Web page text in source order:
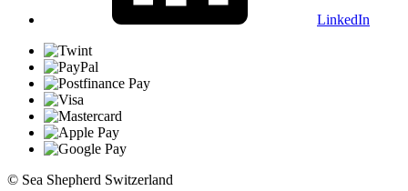
LinkedIn
© Sea Shepherd Switzerland